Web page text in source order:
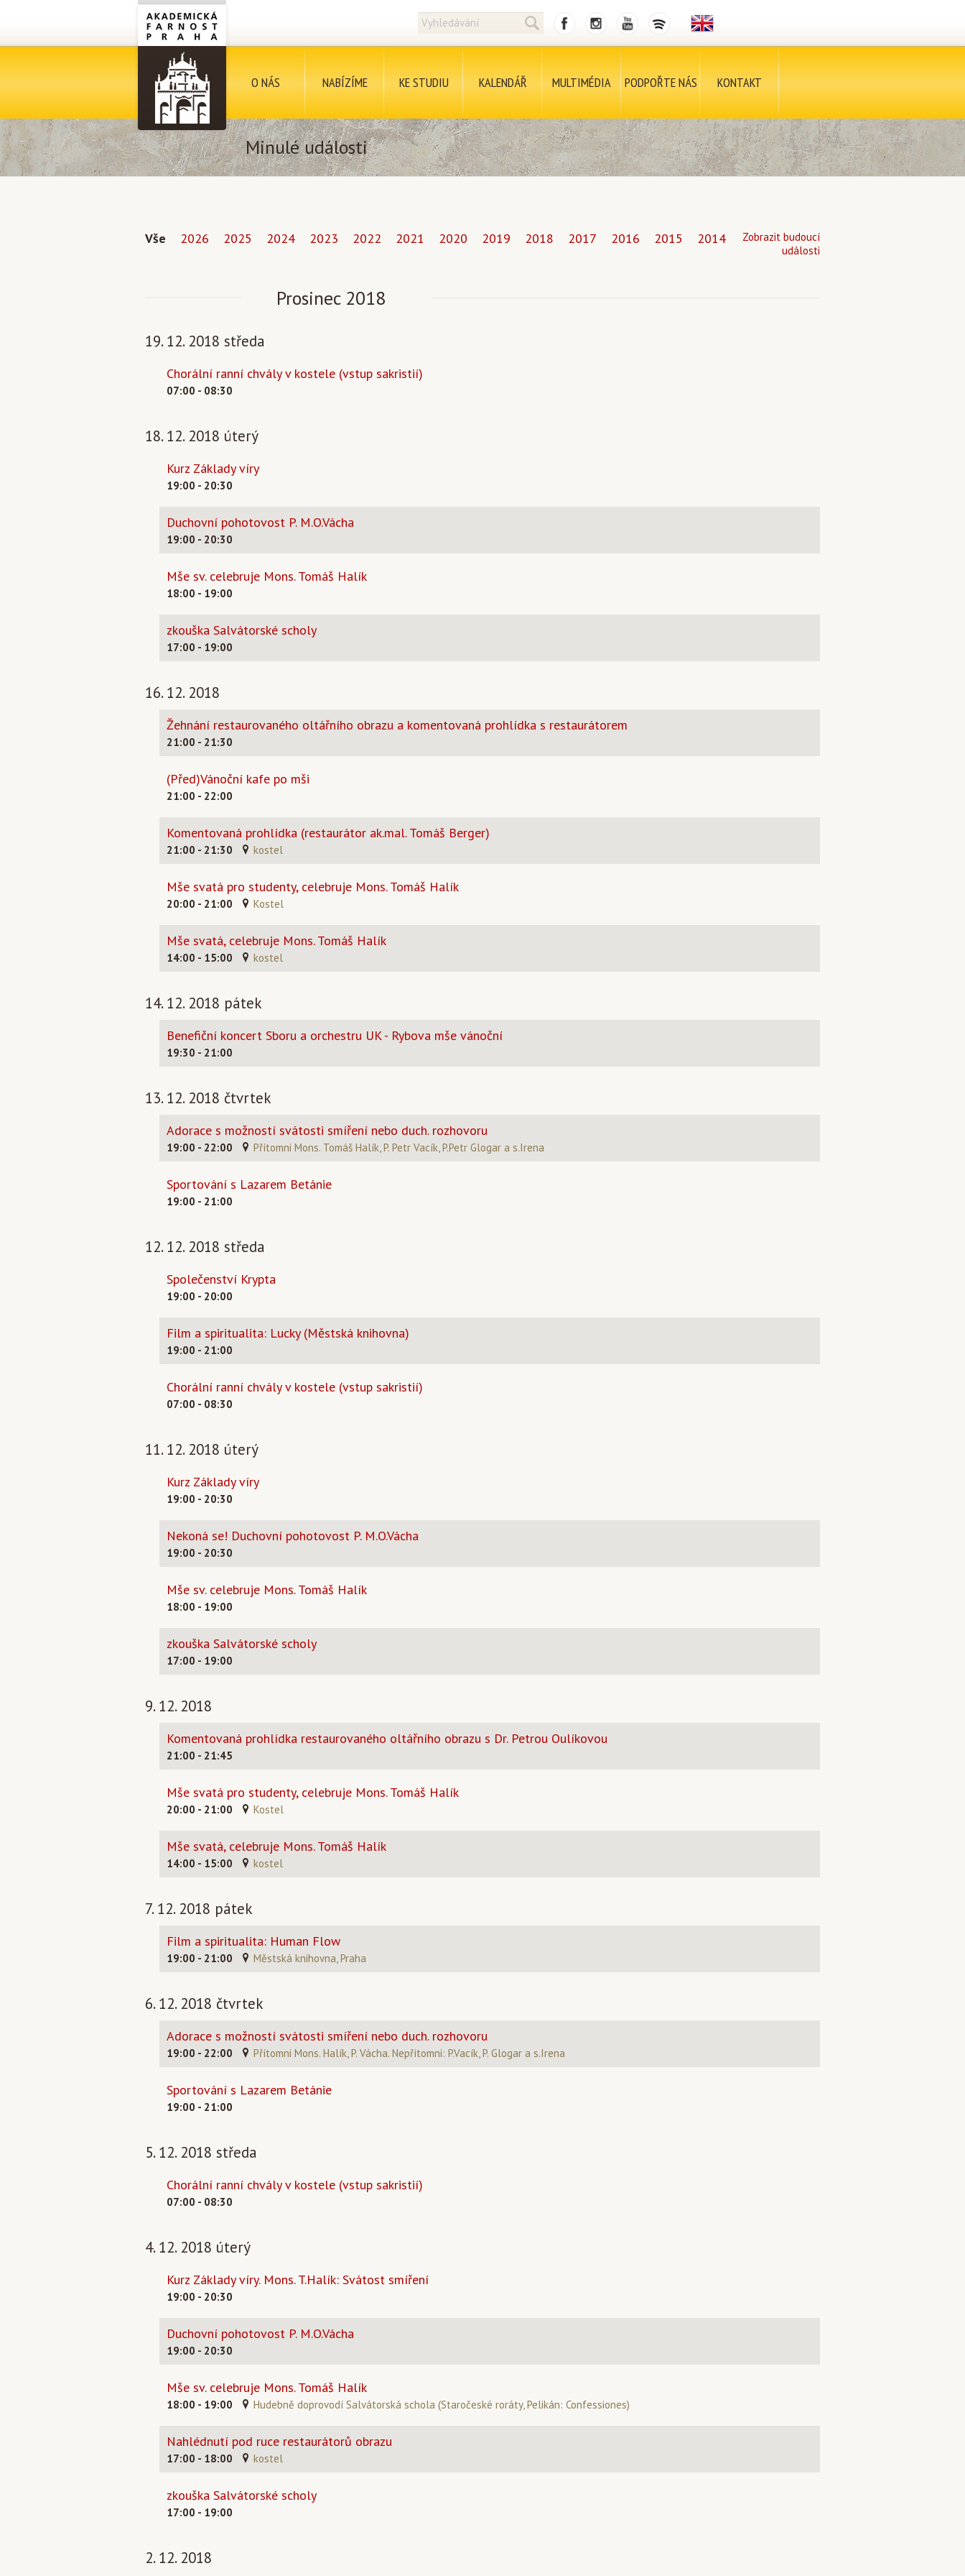
O NÁS NABÍZÍME KE STUDIU KALENDÁŘ MULTIMÉDIA PODPOŘTE NÁS KONTAKT
Minulé události
Vše 2026 2025 2024 2023 2022 2021 2020 2019 2018 2017 2016 2015 2014
Zobrazit budoucí
události
Prosinec 2018
19. 12. 2018 středa
Chorální ranní chvály v kostele (vstup sakristií)
07:00 - 08:30
18. 12. 2018 úterý
Kurz Základy víry
19:00 - 20:30
Duchovní pohotovost P. M.O.Vácha
19:00 - 20:30
Mše sv. celebruje Mons. Tomáš Halík
18:00 - 19:00
zkouška Salvátorské scholy
17:00 - 19:00
16. 12. 2018
Žehnání restaurovaného oltářního obrazu a komentovaná prohlídka s restaurátorem
21:00 - 21:30
(Před)Vánoční kafe po mši
21:00 - 22:00
Komentovaná prohlídka (restaurátor ak.mal. Tomáš Berger)
21:00 - 21:30 kostel
Mše svatá pro studenty, celebruje Mons. Tomáš Halík
20:00 - 21:00 Kostel
Mše svatá, celebruje Mons. Tomáš Halík
14:00 - 15:00 kostel
14. 12. 2018 pátek
Benefiční koncert Sboru a orchestru UK - Rybova mše vánoční
19:30 - 21:00
13. 12. 2018 čtvrtek
Adorace s možností svátosti smíření nebo duch. rozhovoru
19:00 - 22:00 Přítomni Mons. Tomáš Halík, P. Petr Vacík, P.Petr Glogar a s.Irena
Sportování s Lazarem Betánie
19:00 - 21:00
12. 12. 2018 středa
Společenství Krypta
19:00 - 20:00
Film a spiritualita: Lucky (Městská knihovna)
19:00 - 21:00
Chorální ranní chvály v kostele (vstup sakristií)
07:00 - 08:30
11. 12. 2018 úterý
Kurz Základy víry
19:00 - 20:30
Nekoná se! Duchovní pohotovost P. M.O.Vácha
19:00 - 20:30
Mše sv. celebruje Mons. Tomáš Halík
18:00 - 19:00
zkouška Salvátorské scholy
17:00 - 19:00
9. 12. 2018
Komentovaná prohlídka restaurovaného oltářního obrazu s Dr. Petrou Oulíkovou
21:00 - 21:45
Mše svatá pro studenty, celebruje Mons. Tomáš Halík
20:00 - 21:00 Kostel
Mše svatá, celebruje Mons. Tomáš Halík
14:00 - 15:00 kostel
7. 12. 2018 pátek
Film a spiritualita: Human Flow
19:00 - 21:00 Městská knihovna, Praha
6. 12. 2018 čtvrtek
Adorace s možností svátosti smíření nebo duch. rozhovoru
19:00 - 22:00 Přítomni Mons. Halík, P. Vácha. Nepřítomni: P.Vacík, P. Glogar a s.Irena
Sportování s Lazarem Betánie
19:00 - 21:00
5. 12. 2018 středa
Chorální ranní chvály v kostele (vstup sakristií)
07:00 - 08:30
4. 12. 2018 úterý
Kurz Základy víry. Mons. T.Halík: Svátost smíření
19:00 - 20:30
Duchovní pohotovost P. M.O.Vácha
19:00 - 20:30
Mše sv. celebruje Mons. Tomáš Halík
18:00 - 19:00 Hudebně doprovodí Salvátorská schola (Staročeské roráty, Pelikán: Confessiones)
Nahlédnutí pod ruce restaurátorů obrazu
17:00 - 18:00 kostel
zkouška Salvátorské scholy
17:00 - 19:00
2. 12. 2018